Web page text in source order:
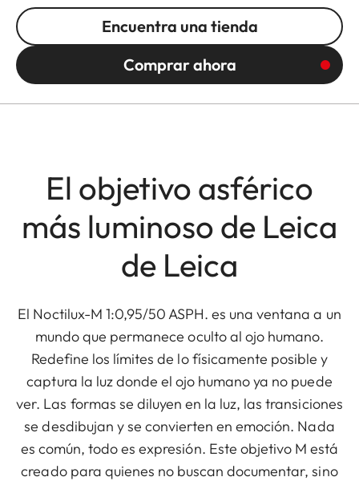
Encuentra una tienda
Comprar ahora
El objetivo asférico
más luminoso de Leica
de Leica
El Noctilux-M 1:0,95/50 ASPH. es una ventana a un
mundo que permanece oculto al ojo humano.
Redefine los límites de lo físicamente posible y
captura la luz donde el ojo humano ya no puede
ver. Las formas se diluyen en la luz, las transiciones
se desdibujan y se convierten en emoción. Nada
es común, todo es expresión. Este objetivo M está
creado para quienes no buscan documentar, sino